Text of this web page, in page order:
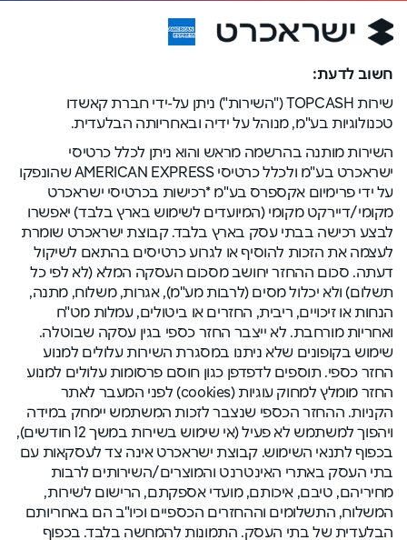
חשוב לדעת:
שירות TOPCASH ("השירות") ניתן על-ידי חברת קאשדו
טכנולוגיות בע"מ, מנוהל על ידיה ובאחריותה הבלעדית.
השירות מותנה בהרשמה מראש והוא ניתן לכלל כרטיסי
ישראכרט בע"מ ולכלל כרטיסי AMERICAN EXPRESS שהונפקו
על ידי פרימיום אקספרס בע"מ *רכישות בכרטיסי ישראכרט
מקומי/דיירקט מקומי (המיועדים לשימוש בארץ בלבד) יאפשרו
לבצע רכישה בבתי עסק בארץ בלבד. קבוצת ישראכרט שומרת
לעצמה את הזכות להוסיף או לגרוע כרטיסים בהתאם לשיקול
דעתה. סכום ההחזר יחושב מסכום העסקה המלא (לא לפי כל
תשלום) ולא יכלול מסים (לרבות מע"מ), אגרות, משלוח, מתנה,
הנחות או זיכויים, ריבית, החזרים או ביטולים, עמלות מט"ח
ואחריות מורחבת. לא ייצבר החזר כספי בגין עסקה שבוטלה.
שימוש בקופונים שלא ניתנו במסגרת השירות עלולים למנוע
החזר כספי. תוספים לדפדפן כגון חוסם פרסומות עלולים למנוע
החזר מומלץ למחוק עוגיות (cookies) לפני המעבר לאתר
הקניות. ההחזר הכספי שנצבר לזכות המשתמש יימחק במידה
ויהפוך למשתמש לא פעיל (אי שימוש בשירות במשך 12 חודשים),
בכפוף לתנאי השימוש. קבוצת ישראכרט אינה צד לעסקאות עם
בתי העסק באתרי האינטרנט והמוצרים/השירותים לרבות
מחיריהם, טיבם, איכותם, מועדי אספקתם, הרישום לשירות,
המשלוח, התשלומים וההחזרים הכספיים וכיו"ב הם באחריותם
הבלעדית של בתי העסק. התמונות להמחשה בלבד. בכפוף